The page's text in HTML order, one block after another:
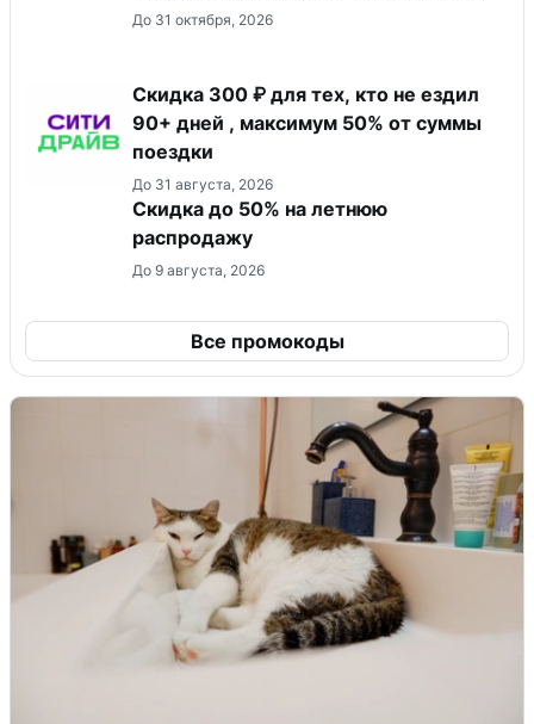
До 31 октября, 2026
Скидка 300 ₽ для тех, кто не ездил
90+ дней , максимум 50% от суммы
поездки
До 31 августа, 2026
Скидка до 50% на летнюю
распродажу
До 9 августа, 2026
Все промокоды